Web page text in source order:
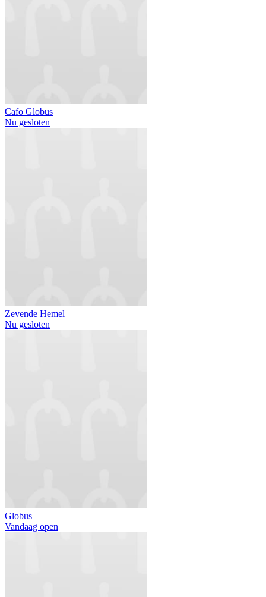
Cafo Globus
Nu gesloten
Zevende Hemel
Nu gesloten
Globus
Vandaag open